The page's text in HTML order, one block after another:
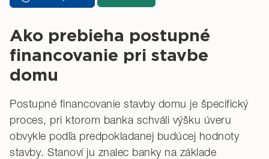
Ako prebieha postupné
financovanie pri stavbe
domu
Postupné financovanie stavby domu je špecifický
proces, pri ktorom banka schváli výšku úveru
obvykle podľa predpokladanej budúcej hodnoty
stavby. Stanoví ju znalec banky na základe